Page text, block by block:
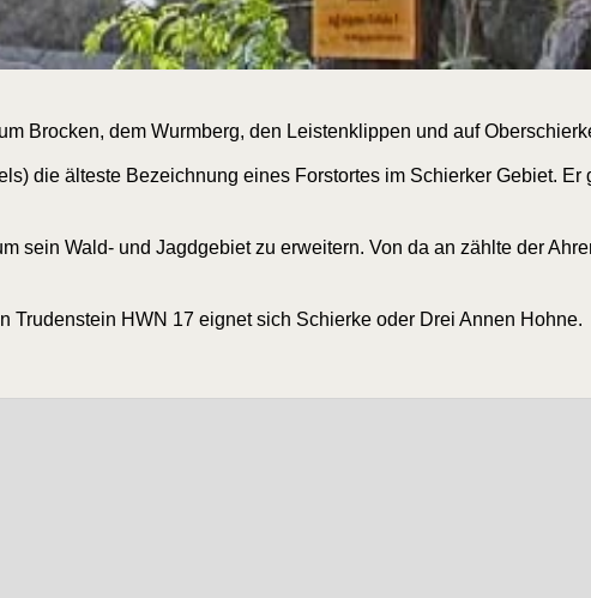
Bro­cken, dem Wurm­berg, den Leis­ten­klip­pen und auf
die ältes­te Bezeich­nung eines Forstor­tes im Schier­ker Gebiet.
sein Wald- und Jagd­ge­biet zu erwei­tern. Von da an zähl­te der
Tru­den­stein HWN 17 eig­net sich Schier­ke oder Drei Annen Hohne.